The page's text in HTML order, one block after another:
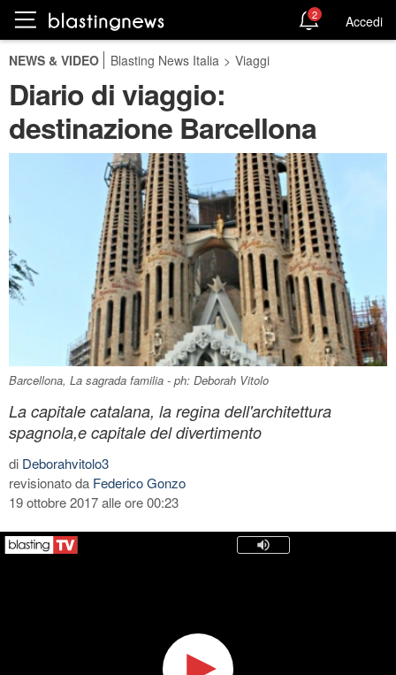
2 Accedi
NEWS & VIDEO Blasting News Italia > Viaggi
Diario di viaggio:
destinazione Barcellona
Barcellona, La sagrada familia - ph: Deborah Vitolo
La capitale catalana, la regina dell'architettura
spagnola,e capitale del divertimento
di Deborahvitolo3
revisionato da Federico Gonzo
19 ottobre 2017 alle ore 00:23